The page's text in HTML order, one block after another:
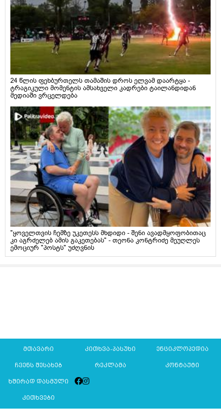
24 წლის ფეხბურთელს თამაშის დროს ელვამ დაარტყა -
ტრაგიკული მომენტის ამსახველი კადრები ტაილანდიდან
მედიაში ვრცელდება
"ყოველთვის ჩემზე უკეთესს მხდიდი - შენი ავადმყოფობითაც
კი აგრძელებ ამის გაკეთებას" - თეონა კონტრიძე მეუღლეს
ემოციურ "პოსტს" უძღვნის
მთავარი კითხვა-პასუხი ენციკლოპედია
ჩვენს შესახებ რეკლამა კონტაქტი
ხშირად დასმული
კითხვები